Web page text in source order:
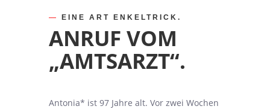
— EINE ART ENKELTRICK.
ANRUF VOM
„AMTSARZT“.
Antonia* ist 97 Jahre alt. Vor zwei Wochen